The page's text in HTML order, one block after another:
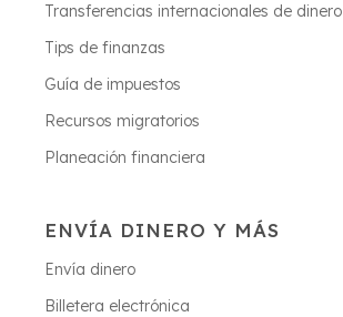
Transferencias internacionales de dinero
Tips de finanzas
Guía de impuestos
Recursos migratorios
Planeación financiera
ENVÍA DINERO Y MÁS
Envía dinero
Billetera electrónica